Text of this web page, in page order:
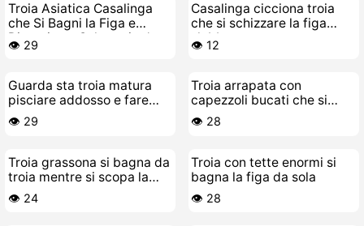
Troia Asiatica Casalinga
che Si Bagni la Figa e
Diventi una Selvaggia da
Scopare
👁️ 29
Casalinga cicciona troia
che si schizzare la figa
slabbrata
👁️ 12
Guarda sta troia matura
pisciare addosso e fare
porcate schifose
👁️ 29
Troia arrapata con
capezzoli bucati che si
struscia a letto
👁️ 28
Troia grassona si bagna da
troia mentre si scopa la
figa
👁️ 24
Troia con tette enormi si
bagna la figa da sola
👁️ 28